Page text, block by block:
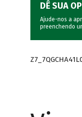
DÊ SUA
Ajude-nos a
preenchendo